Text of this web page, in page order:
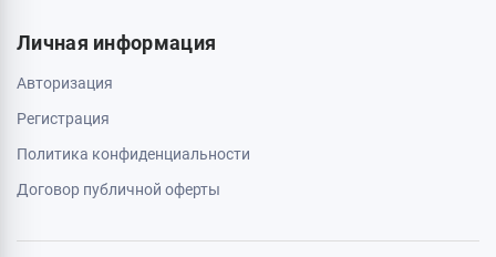
Личная информация
Авторизация
Регистрация
Политика конфиденциальности
Договор публичной оферты